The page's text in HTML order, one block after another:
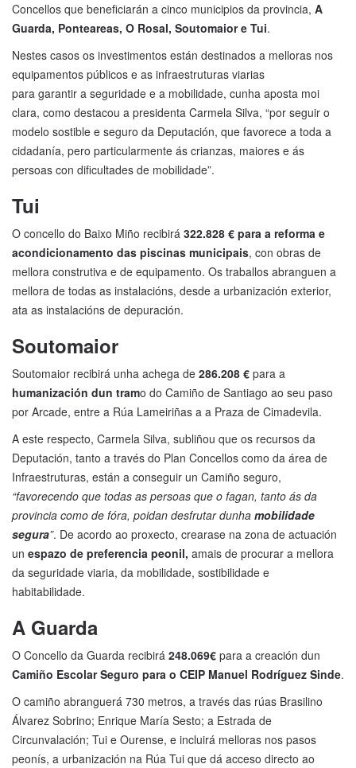
Concellos que beneficiarán a cinco municipios da provincia, A
Guarda, Ponteareas, O Rosal, Soutomaior e Tui.
Nestes casos os investimentos están destinados a melloras nos
equipamentos públicos e as infraestruturas viarias
para garantir a seguridade e a mobilidade, cunha aposta moi
clara, como destacou a presidenta Carmela Silva, “por seguir o
modelo sostible e seguro da Deputación, que favorece a toda a
cidadanía, pero particularmente ás crianzas, maiores e ás
persoas con dificultades de mobilidade”.
Tui
O concello do Baixo Miño recibirá 322.828 € para a reforma e
acondicionamento das piscinas municipais, con obras de
mellora construtiva e de equipamento. Os traballos abranguen a
mellora de todas as instalacións, desde a urbanización exterior,
ata as instalacións de depuración.
Soutomaior
Soutomaior recibirá unha achega de 286.208 € para a
humanización dun tramo do Camiño de Santiago ao seu paso
por Arcade, entre a Rúa Lameiriñas a a Praza de Cimadevila.
A este respecto, Carmela Silva, subliñou que os recursos da
Deputación, tanto a través do Plan Concellos como da área de
Infraestruturas, están a conseguir un Camiño seguro,
“favorecendo que todas as persoas que o fagan, tanto ás da
provincia como de fóra, poidan desfrutar dunha mobilidade
segura”. De acordo ao proxecto, crearase na zona de actuación
un espazo de preferencia peonil, amais de procurar a mellora
da seguridade viaria, da mobilidade, sostibilidade e
habitabilidade.
A Guarda
O Concello da Guarda recibirá 248.069€ para a creación dun
Camiño Escolar Seguro para o CEIP Manuel Rodríguez Sinde.
O camiño abranguerá 730 metros, a través das rúas Brasilino
Álvarez Sobrino; Enrique María Sesto; a Estrada de
Circunvalación; Tui e Ourense, e incluirá melloras nos pasos
peonís, a urbanización na Rúa Tui que dá acceso directo ao